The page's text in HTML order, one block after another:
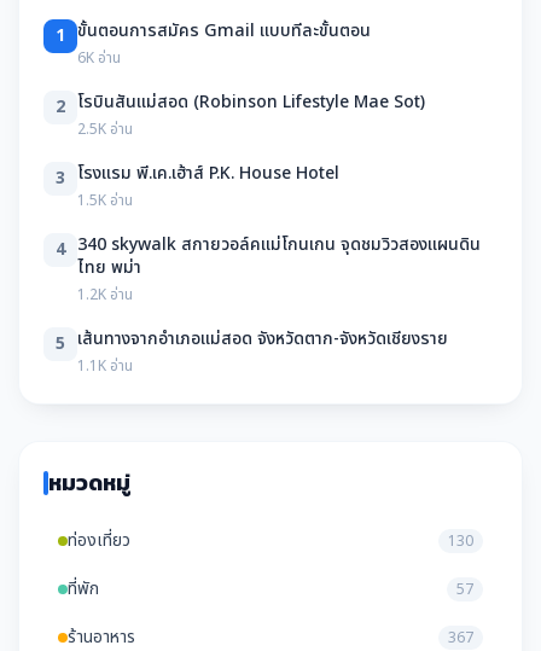
1 ขั้นตอนการสมัคร Gmail แบบทีละขั้นตอน
6K อ่าน
2 โรบินสันแม่สอด (Robinson Lifestyle Mae Sot)
2.5K อ่าน
3 โรงแรม พี.เค.เฮ้าส์ P.K. House Hotel
1.5K อ่าน
4 340 skywalk สกายวอล์คแม่โกนเกน จุดชมวิวสองแผนดิน
ไทย พม่า
1.2K อ่าน
5 เส้นทางจากอำเภอแม่สอด จังหวัดตาก-จังหวัดเชียงราย
1.1K อ่าน
หมวดหมู่
ท่องเที่ยว 130
ที่พัก 57
ร้านอาหาร 367